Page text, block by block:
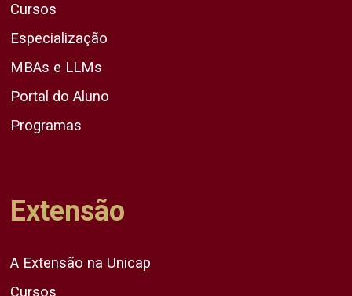
Cursos
Especialização
MBAs e LLMs
Portal do Aluno
Programas
Extensão
A Extensão na Unicap
Cursos